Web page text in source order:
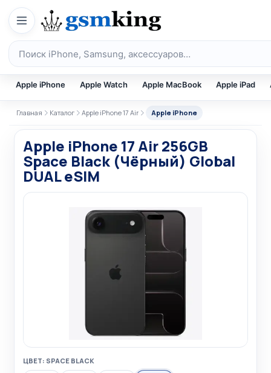
Перейти к содержимому
Поиск по каталогу
Apple iPhone Apple Watch Apple MacBook Apple iPad
Главная Каталог Apple iPhone 17 Air Apple iPhone
Apple iPhone 17 Air 256GB
Space Black (Чёрный) Global
DUAL eSIM
ЦВЕТ: SPACE BLACK